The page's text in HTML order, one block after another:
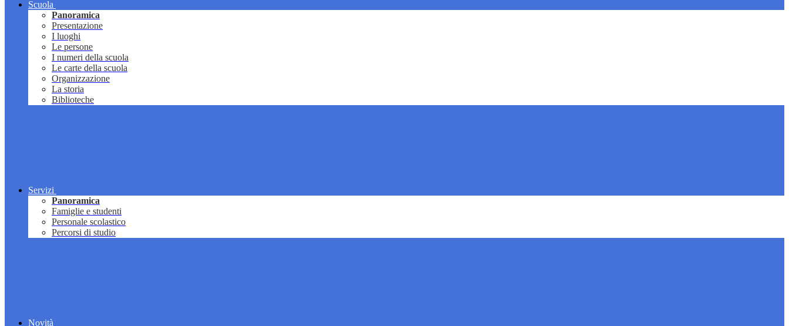
Scuola
Panoramica
Presentazione
I luoghi
Le persone
I numeri della scuola
Le carte della scuola
Organizzazione
La storia
Biblioteche
Servizi
Panoramica
Famiglie e studenti
Personale scolastico
Percorsi di studio
Novità